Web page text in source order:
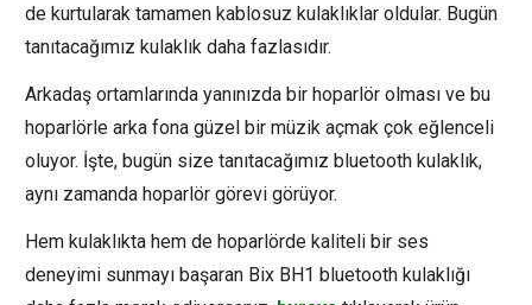
de kurtularak tamamen kablosuz kulaklıklar oldular. Bugün
tanıtacağımız kulaklık daha fazlasıdır.
Arkadaş ortamlarında yanınızda bir hoparlör olması ve bu
hoparlörle arka fona güzel bir müzik açmak çok eğlenceli
oluyor. İşte, bugün size tanıtacağımız bluetooth kulaklık,
aynı zamanda hoparlör görevi görüyor.
Hem kulaklıkta hem de hoparlörde kaliteli bir ses
deneyimi sunmayı başaran Bix BH1 bluetooth kulaklığı